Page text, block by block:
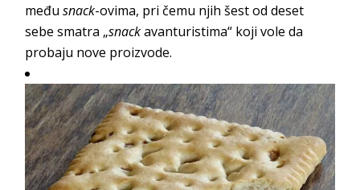
međusnack-ovima, pri čemu njih šest od deset
sebe smatra „snackavanturistima“ koji vole da
probaju nove proizvode.